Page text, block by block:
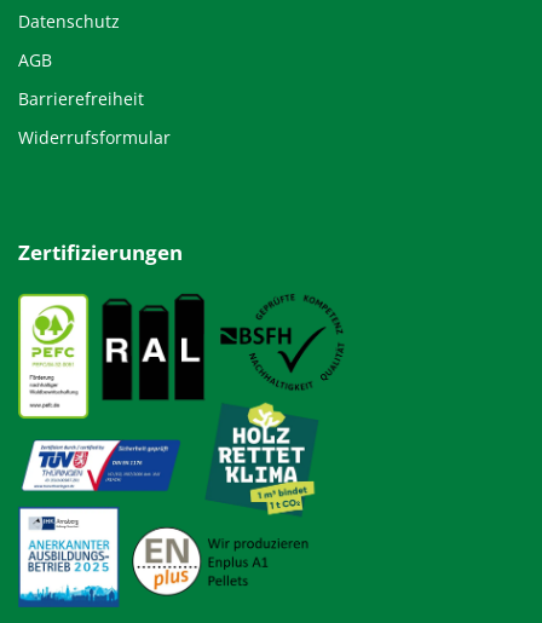
Datenschutz
AGB
Barrierefreiheit
Widerrufsformular
Zertifizierungen